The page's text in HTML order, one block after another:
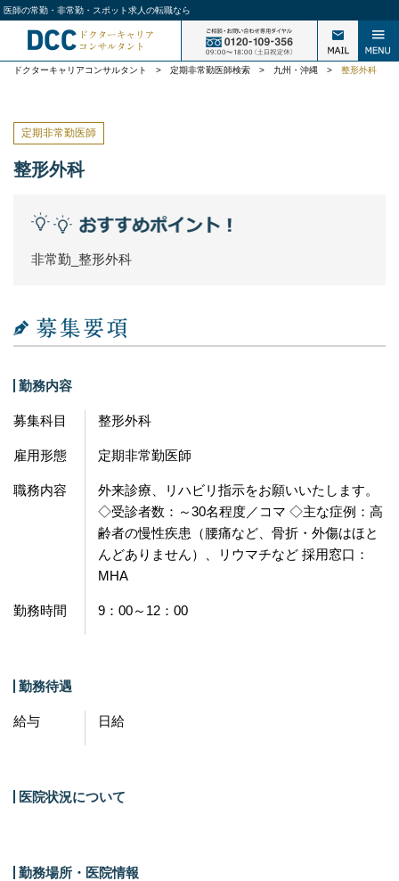
医師の常勤・非常勤・スポット求人の転職なら
ドクターキャリアコンサルタント > 定期非常勤医師検索 > 九州・沖縄 > 整形外科
定期非常勤医師
整形外科
非常勤_整形外科
勤務内容
募集科目 整形外科
雇用形態 定期非常勤医師
職務内容
外来診療、リハビリ指示をお願いいたします。
◇受診者数：～30名程度／コマ ◇主な症例：高
齢者の慢性疾患（腰痛など、骨折・外傷はほと
んどありません）、リウマチなど 採用窓口：
MHA
勤務時間 9：00～12：00
勤務待遇
給与 日給
医院状況について
勤務場所・医院情報